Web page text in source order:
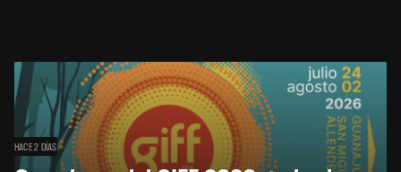
HACE 2 DÍAS